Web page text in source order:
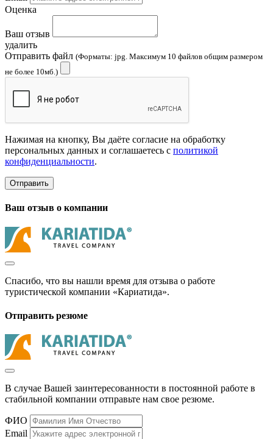
Оценка
Ваш отзыв
удалить
Отправить файл (Форматы: jpg. Максимум 10 файлов общим размером
не более 10мб.)
Нажимая на кнопку, Вы даёте согласие на обработку
персональных данных и соглашаетесь с политикой
конфиденциальности.
Отправить
Ваш отзыв о компании
Спасибо, что вы нашли время для отзыва о работе
туристической компании «Кариатида».
Отправить резюме
В случае Вашей заинтересованности в постоянной работе в
стабильной компании отправьте нам свое резюме.
ФИО
Email